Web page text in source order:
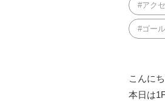
アク
ゴー
こんにち
本日は